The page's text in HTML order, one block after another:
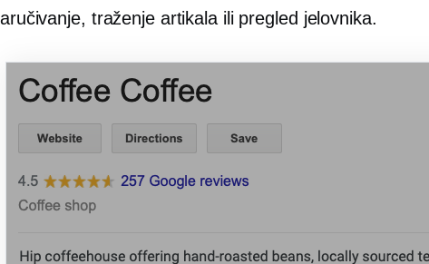
traženje artikala ili pregled jelovnika.